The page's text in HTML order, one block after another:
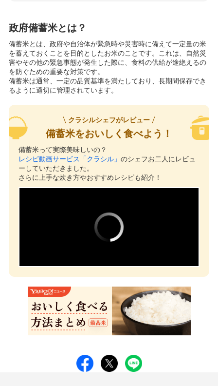
政府備蓄米とは？
備蓄米とは、政府や自治体が緊急時や災害時に備えて一定量の米
を蓄えておくことを目的としたお米のことです。これは、自然災
害やその他の緊急事態が発生した際に、食料の供給が途絶えるの
を防ぐための重要な対策です。
備蓄米は通常、一定の品質基準を満たしており、長期間保存でき
るように適切に管理されています。
クラシルシェフがレビュー
備蓄米をおいしく食べよう！
備蓄米って実際美味しいの？
レシピ動画サービス「クラシル」 のシェフお二人にレビュ
ーしていただきました。
さらに上手な炊き方やおすすめレシピも紹介！